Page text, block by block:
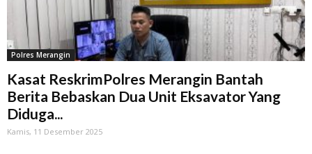
Polres Merangin
Kasat ReskrimPolres Merangin Bantah
Berita Bebaskan Dua Unit Eksavator Yang
Diduga...
Kamis, 11 Desember 2025